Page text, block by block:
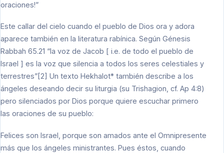
oraciones!”
Este callar del cielo cuando el pueblo de Dios ora y adora
aparece también en la literatura rabínica. Según Génesis
Rabbah 65.21 “la voz de Jacob [ i.e. de todo el pueblo de
Israel ] es la voz que silencia a todos los seres celestiales y
terrestres”[2] Un texto Hekhalot* también describe a los
ángeles deseando decir su liturgia (su Trishagion, cf. Ap 4:8)
pero silenciados por Dios porque quiere escuchar primero
las oraciones de su pueblo:
Felices son Israel, porque son amados ante el Omnipresente
más que los ángeles ministrantes. Pues éstos, cuando